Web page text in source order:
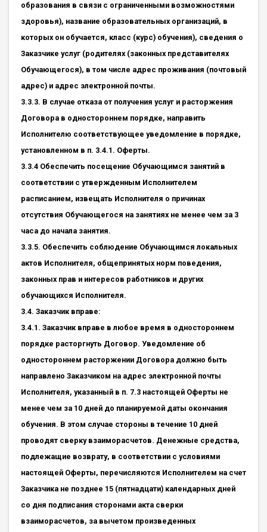
образования в связи с ограниченными возможностями
здоровья), название образовательных организаций, в
которых он обучается, класс (курс) обучения), сведения о
Заказчике услуг (родителях (законных представителях
Обучающегося), в том числе адрес проживания (почтовый
адрес) и адрес электронной почты.
3.3.3. В случае отказа от получения услуг и расторжения
Договора в одностороннем порядке, направить
Исполнителю соответствующее уведомление в порядке,
установленном в п. 3.4.1. Оферты.
3.3.4 Обеспечить посещение Обучающимся занятий в
соответствии с утвержденным Исполнителем
расписанием, извещать Исполнителя о причинах
отсутствия Обучающегося на занятиях не менее чем за 3
часа до начала занятия.
3.3.5. Обеспечить соблюдение Обучающимся локальных
актов Исполнителя, общепринятых норм поведения,
законных прав и интересов работников и других
обучающихся Исполнителя.
3.4. Заказчик вправе:
3.4.1. Заказчик вправе в любое время в одностороннем
порядке расторгнуть Договор. Уведомление об
одностороннем расторжении Договора должно быть
направлено Заказчиком на адрес электронной почты
Исполнителя, указанный в п. 7.3 настоящей Оферты не
менее чем за 10 дней до планируемой даты окончания
обучения. В этом случае стороны в течение 10 дней
проводят сверку взаиморасчетов. Денежные средства,
подлежащие возврату, в соответствии с условиями
настоящей Оферты, перечисляются Исполнителем на счет
Заказчика не позднее 15 (пятнадцати) календарных дней
со дня подписания сторонами акта сверки
взаиморасчетов, за вычетом произведенных